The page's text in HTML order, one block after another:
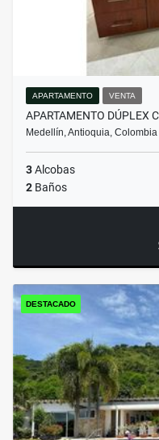
APARTAMENTO VENTA
APARTAMENTO DÚPLEX
Medellín, Antioquia, Colombia
3Alcobas
2 Baños
DESTACADO